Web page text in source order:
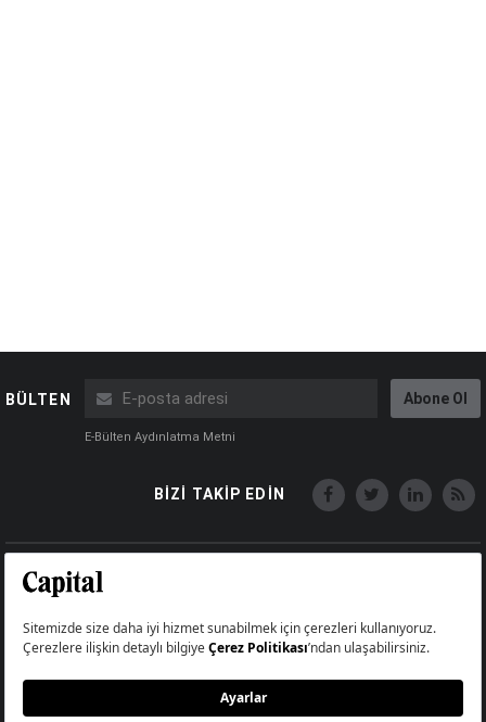
BÜLTEN Abone Ol
E-Bülten Aydınlatma Metni
BİZİ TAKİP EDİN
Big Medya Teknoloji A.Ş.
Üsküdar İstanbul Turkey